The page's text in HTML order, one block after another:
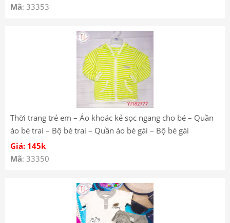
Mã: 33353
Thời trang trẻ em – Áo khoác kẻ sọc ngang cho bé – Quần
áo bé trai – Bộ bé trai – Quần áo bé gái – Bộ bé gái
YJ182777 YJ182736
Giá: 145k
Mã: 33350